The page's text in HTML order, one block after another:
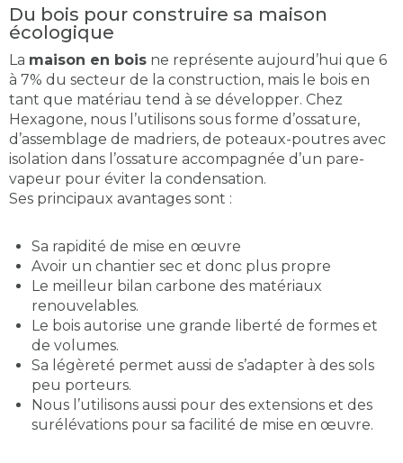
Du bois pour construire sa maison
écologique
La maison en bois ne représente aujourd’hui que 6
à 7% du secteur de la construction, mais le bois en
tant que matériau tend à se développer. Chez
Hexagone, nous l’utilisons sous forme d’ossature,
d’assemblage de madriers, de poteaux-poutres avec
isolation dans l’ossature accompagnée d’un pare-
vapeur pour éviter la condensation.
Ses principaux avantages sont :
Sa rapidité de mise en œuvre
Avoir un chantier sec et donc plus propre
Le meilleur bilan carbone des matériaux
renouvelables.
Le bois autorise une grande liberté de formes et
de volumes.
Sa légèreté permet aussi de s’adapter à des sols
peu porteurs.
Nous l’utilisons aussi pour des extensions et des
surélévations pour sa facilité de mise en œuvre.